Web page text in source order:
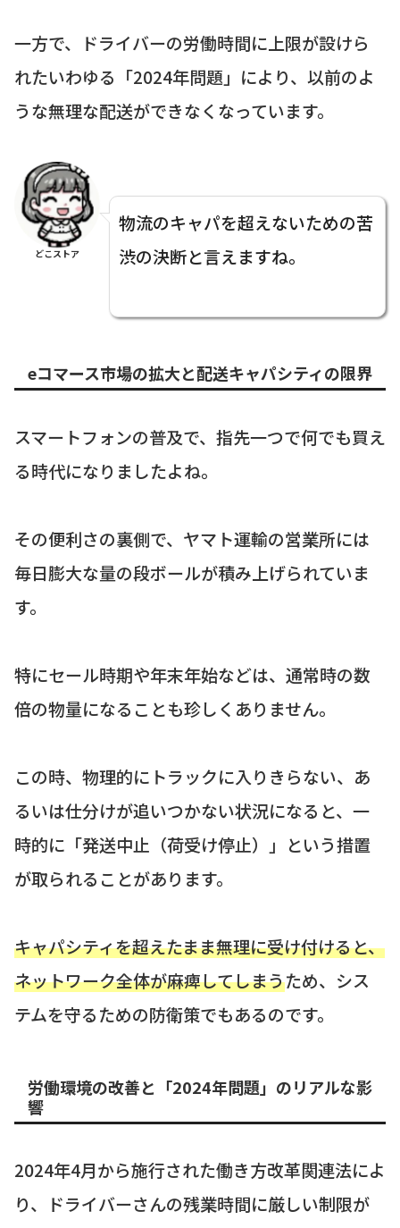
一方で、ドライバーの労働時間に上限が設けら
れたいわゆる「2024年問題」により、以前のよ
うな無理な配送ができなくなっています。
どこストア
物流のキャパを超えないための苦
渋の決断と言えますね。
eコマース市場の拡大と配送キャパシティの限界
スマートフォンの普及で、指先一つで何でも買え
る時代になりましたよね。
その便利さの裏側で、ヤマト運輸の営業所には
毎日膨大な量の段ボールが積み上げられていま
す。
特にセール時期や年末年始などは、通常時の数
倍の物量になることも珍しくありません。
この時、物理的にトラックに入りきらない、あ
るいは仕分けが追いつかない状況になると、一
時的に「発送中止（荷受け停止）」という措置
が取られることがあります。
キャパシティを超えたまま無理に受け付けると、
ネットワーク全体が麻痺してしまうため、シス
テムを守るための防衛策でもあるのです。
労働環境の改善と「2024年問題」のリアルな影
響
2024年4月から施行された働き方改革関連法によ
り、ドライバーさんの残業時間に厳しい制限が